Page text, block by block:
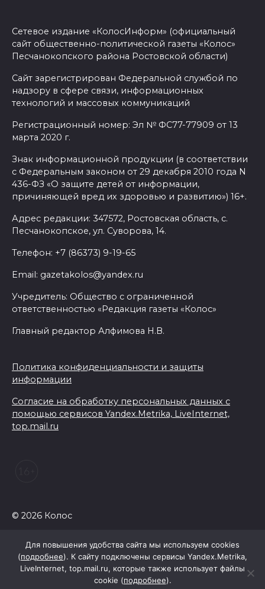
Сетевое издание «КолосИнформ» (официальный
сайт общественно-политической газеты «Колос»
Песчанокопского района Ростовской области)
Сайт зарегистрирован Федеральной службой по
надзору в сфере связи, информационных
технологий и массовых коммуникаций
Регистрационный номер: Эл № ФС77-77909 от 13
марта 2020 г.
Знак информационной продукции (в соответствии
с Федеральным законом от 29 декабря 2010 года N
436-ФЗ «О защите детей от информации,
причиняющей вред их здоровью и развитию») 16+.
Адрес редакции: 347572, Ростовская область, с.
Песчанокопское, ул. Суворова, 14.
Телефон: +7 (86373) 9-19-65
Email: gazetakolos@yandex.ru
Учредитель: Общество с ограниченной
ответственностью «Редакция газеты «Колос»
Главный редактор Алфимова Н.В.
Политика конфиденциальности и защиты
информации
Согласие на обработку персональных данных с
помощью сервисов Yandex.Metrika, LiveInternet,
top.mail.ru
© 2026 Колос
Для повышения удобства сайта мы используем cookies
(подробнее). К сайту подключены сервисы Yandex.Metrika,
LiveInternet, top.mail.ru, которые также использует файлы
cookie (подробнее).